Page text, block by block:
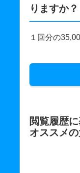
りますか？
１回分の
閲覧履歴に
オススメ